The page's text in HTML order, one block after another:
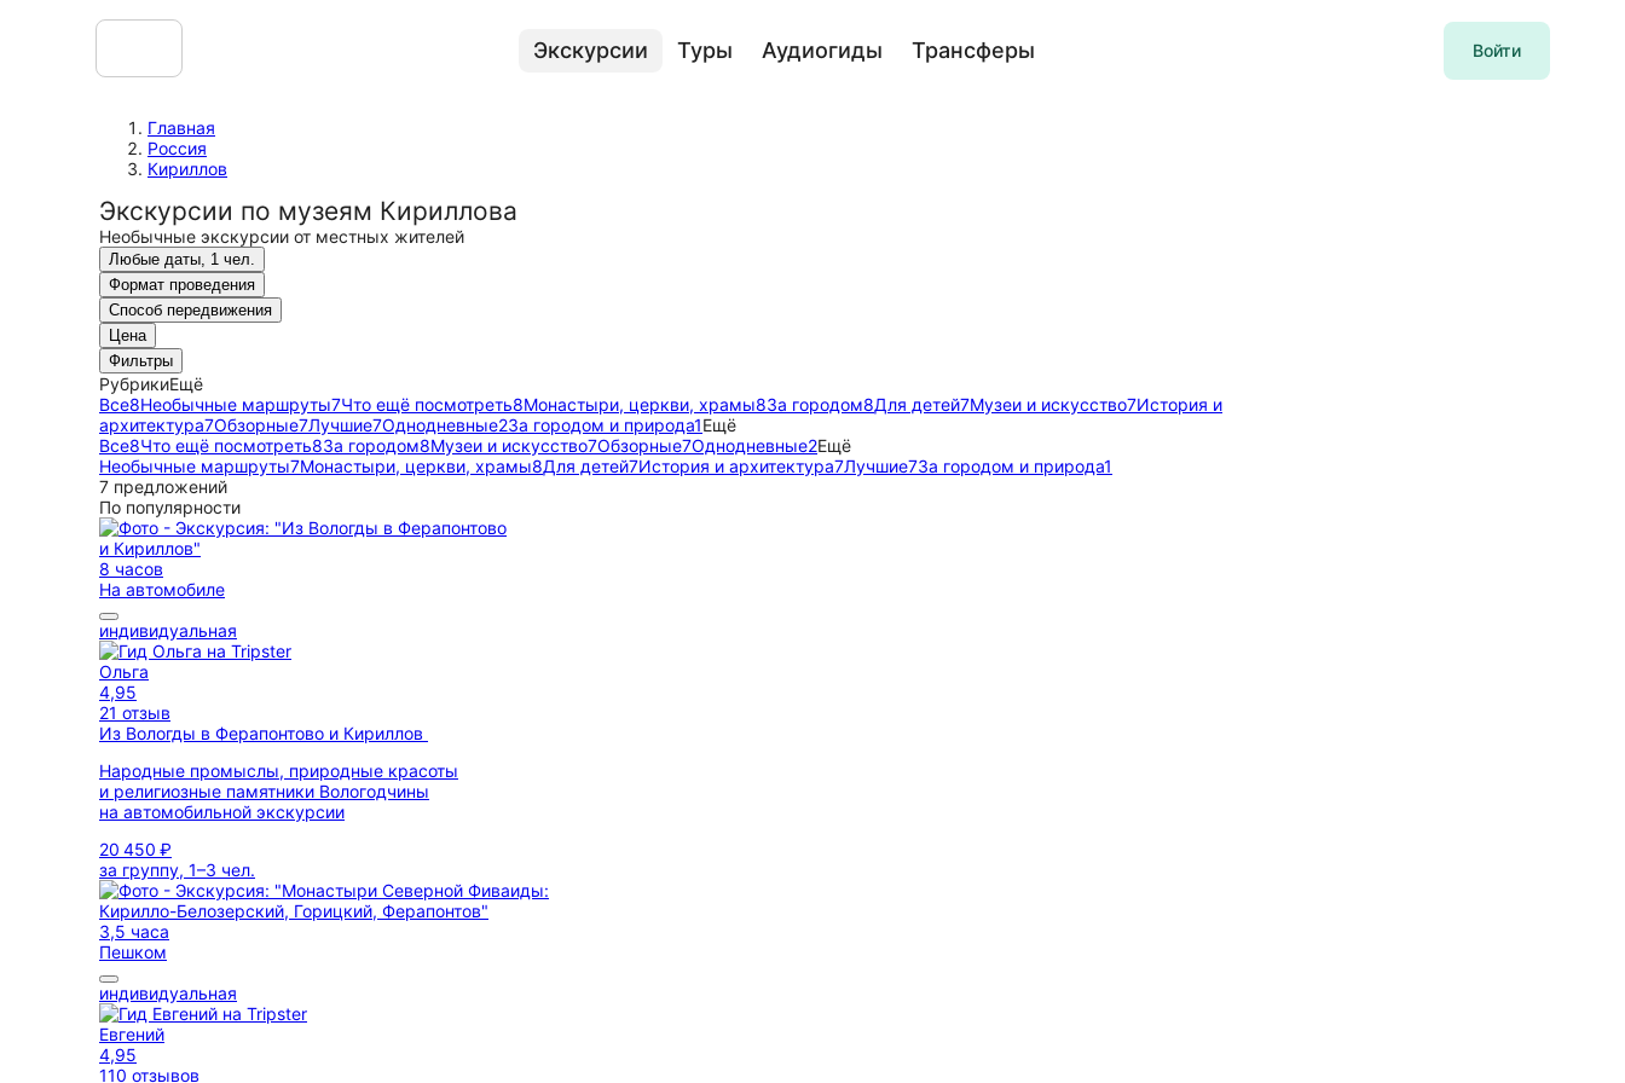
Экскурсии Туры Аудиогиды Трансферы Войти
Главная
Россия
Кириллов
Экскурсии по музеям Кириллова
Необычные экскурсии от местных жителей
Любые даты, 1 чел.
Формат проведения
Способ передвижения
Цена
Фильтры
РубрикиЕщё
Все8Необычные маршруты7Что ещё посмотреть8Монастыри, церкви, храмы8За городом8Для детей7Музеи и искусство7История и
архитектура7Обзорные7Лучшие7Однодневные2За городом и природа1Ещё
Все8Что ещё посмотреть8За городом8Музеи и искусство7Обзорные7Однодневные2Ещё
Необычные маршруты7Монастыри, церкви, храмы8Для детей7История и архитектура7Лучшие7За городом и природа1
7 предложений
По популярности
8 часов
На автомобиле
индивидуальная
Ольга
4,95
21 отзыв
Из Вологды в Ферапонтово и Кириллов
Народные промыслы, природные красоты
и религиозные памятники Вологодчины
на автомобильной экскурсии
20 450 ₽
за группу, 1–3 чел.
3,5 часа
Пешком
индивидуальная
Евгений
4,95
110 отзывов